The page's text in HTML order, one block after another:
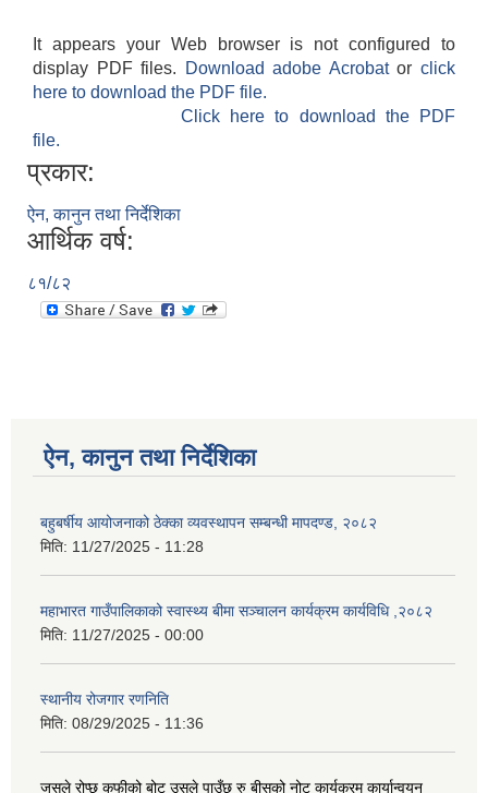
It appears your Web browser is not configured to
display PDF files.
Download adobe Acrobatorclick
here to download the PDF file.
Click here to download the PDF
file.
प्रकार:
ऐन, कानुन तथा निर्देशिका
आर्थिक वर्ष:
८१/८२
ऐन, कानुन तथा निर्देशिका
बहुबर्षीय आयोजनाको ठेक्का व्यवस्थापन सम्बन्धी मापदण्ड, २०८२
मिति: 11/27/2025 - 11:28
महाभारत गाउँपालिकाको स्वास्थ्य बीमा सञ्चालन कार्यक्रम कार्यविधि ,२०८२
मिति: 11/27/2025 - 00:00
स्थानीय रोजगार रणनिति
मिति: 08/29/2025 - 11:36
जसले रोप्छ कफीको बोट उसले पाउँछ रु बीसको नोट कार्यक्रम कार्यान्वयन